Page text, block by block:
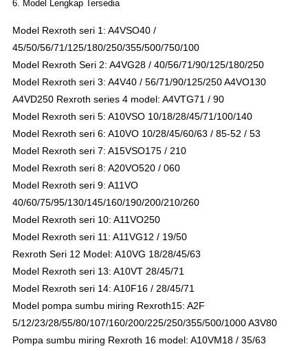
6. Model Lengkap Tersedia
Model Rexroth seri 1: A4VSO40 /
45/50/56/71/125/180/250/355/500/750/100
Model Rexroth Seri 2: A4VG28 / 40/56/71/90/125/180/250
Model Rexroth seri 3: A4V40 / 56/71/90/125/250 A4VO130
A4VD250 Rexroth series 4 model: A4VTG71 / 90
Model Rexroth seri 5: A10VSO 10/18/28/45/71/100/140
Model Rexroth seri 6: A10VO 10/28/45/60/63 / 85-52 / 53
Model Rexroth seri 7: A15VSO175 / 210
Model Rexroth seri 8: A20VO520 / 060
Model Rexroth seri 9: A11VO
40/60/75/95/130/145/160/190/200/210/260
Model Rexroth seri 10: A11VO250
Model Rexroth seri 11: A11VG12 / 19/50
Rexroth Seri 12 Model: A10VG 18/28/45/63
Model Rexroth seri 13: A10VT 28/45/71
Model Rexroth seri 14: A10F16 / 28/45/71
Model pompa sumbu miring Rexroth15: A2F
5/12/23/28/55/80/107/160/200/225/250/355/500/1000 A3V80
Pompa sumbu miring Rexroth 16 model: A10VM18 / 35/63